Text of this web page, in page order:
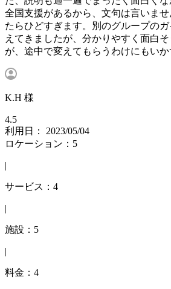
全国支援があるから、文句は言いま
たらひどすぎます。別のグループの
えてきましたが、分かりやすく面白
が、途中で変えてもらうわけにもいか
K.H 様
4.5
利用日： 2023/05/04
ロケーション：5
|
サービス：4
|
施設：5
|
料金：4